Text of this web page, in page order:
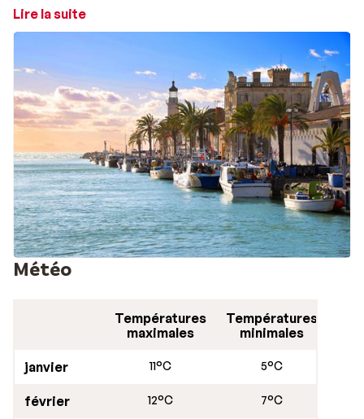
Camargue, le port de plaisance le plus important
Lire la suite
Météo
Températures
maximales
Températures
minimales
janvier 11°C 5°C
février 12°C 7°C